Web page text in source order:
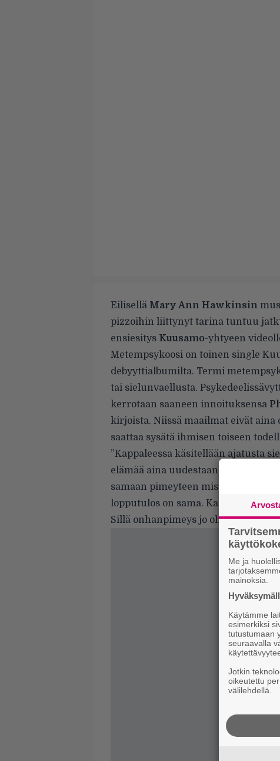
Eilisellä Mary Ann Hawkinsin
pizzoihin liittynyt tarina tuntuu
ensiesitys Kuusamo-yhtyeen
Metempsykoosi on toinen single
debyyttialbumilta. Termi
tai sielunvaellusta.
kerrotaan saaneen innoituksensa
kirjoista. Niissä maailmat eivät
saattaa sysätä ihmisen toiseen
”Kappaleessa käsitellään ajatusta
elämää aina uudestaan
samaan pimeyteen mistä kaikki on
lopputulos on sama. Kappale on,
Sillä onhanpimeys jo ohi? Onhan
Me ja
mainoksia.
Käytämme
esimerkiksi
tutustumaan
seuraavalla
Jotkin
oikeutettu
välilehdellä.